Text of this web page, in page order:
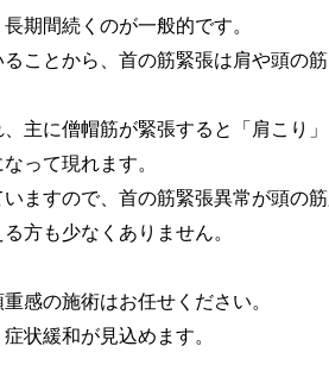
期間続くのが一般的です。
ことから、首の筋緊張は肩や頭の
主に僧帽筋が緊張すると「肩こり
って現れます。
ますので、首の筋緊張異常が頭の
方も少なくありません。
感の施術はお任せください。
状緩和が見込めます。